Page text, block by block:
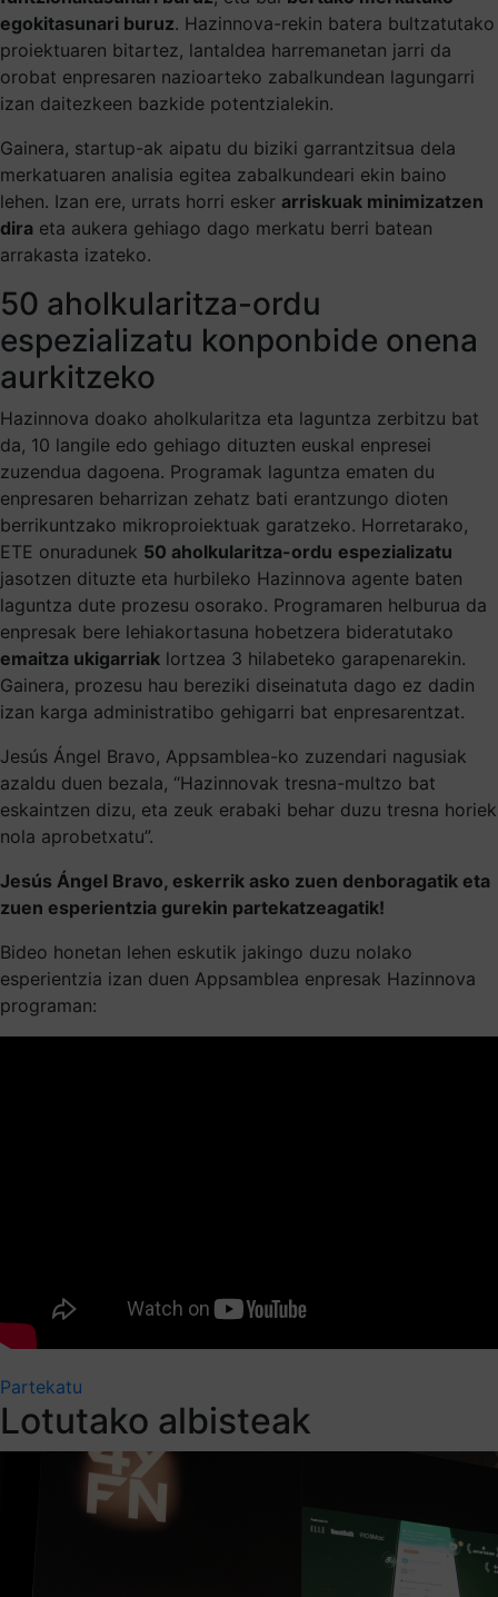
egokitasunari buruz. Hazinnova-rekin batera bultzatutako
proiektuaren bitartez, lantaldea harremanetan jarri da
orobat enpresaren nazioarteko zabalkundean lagungarri
izan daitezkeen bazkide potentzialekin.
Gainera, startup-ak aipatu du biziki garrantzitsua dela
merkatuaren analisia egitea zabalkundeari ekin baino
lehen. Izan ere, urrats horri esker arriskuak minimizatzen
dira eta aukera gehiago dago merkatu berri batean
arrakasta izateko.
50 aholkularitza-ordu
espezializatu konponbide onena
aurkitzeko
Hazinnova doako aholkularitza eta laguntza zerbitzu bat
da, 10 langile edo gehiago dituzten euskal enpresei
zuzendua dagoena. Programak laguntza ematen du
enpresaren beharrizan zehatz bati erantzungo dioten
berrikuntzako mikroproiektuak garatzeko. Horretarako,
ETE onuradunek 50 aholkularitza-ordu espezializatu
jasotzen dituzte eta hurbileko Hazinnova agente baten
laguntza dute prozesu osorako. Programaren helburua da
enpresak bere lehiakortasuna hobetzera bideratutako
emaitza ukigarriak lortzea 3 hilabeteko garapenarekin.
Gainera, prozesu hau bereziki diseinatuta dago ez dadin
izan karga administratibo gehigarri bat enpresarentzat.
Jesús Ángel Bravo, Appsamblea-ko zuzendari nagusiak
azaldu duen bezala, “Hazinnovak tresna-multzo bat
eskaintzen dizu, eta zeuk erabaki behar duzu tresna horiek
nola aprobetxatu”.
Jesús Ángel Bravo, eskerrik asko zuen denboragatik eta
zuen esperientzia gurekin partekatzeagatik!
Bideo honetan lehen eskutik jakingo duzu nolako
esperientzia izan duen Appsamblea enpresak Hazinnova
programan:
Partekatu
Lotutako albisteak